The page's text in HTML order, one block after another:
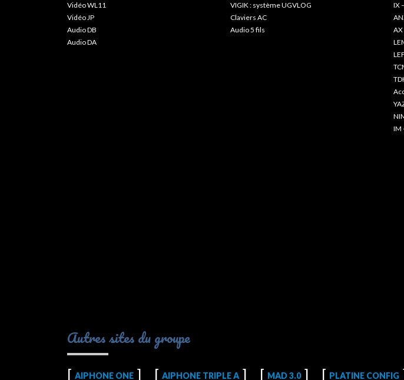
Vidéo WL11
Vidéo JP
Audio DB
Audio DA
VIGIK : système UGVLOG
Claviers AC
Audio 5 fils
IX
IM
Autres sites du groupe
AIPHONE ONE AIPHONE TRIPLE A MAD 3.0 PLATINE CONFIG